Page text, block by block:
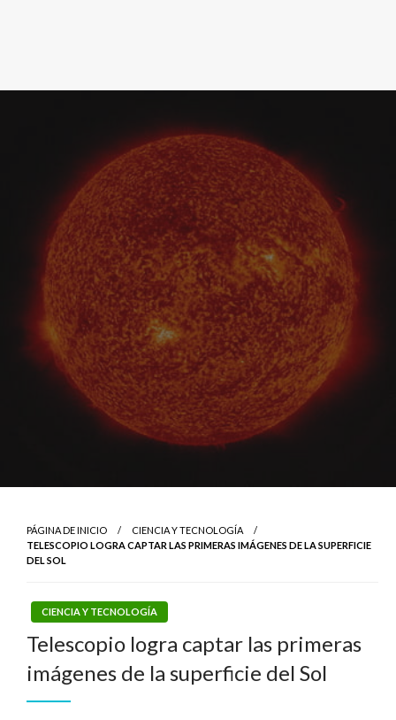
PÁGINA DE INICIO
CIENCIA Y TECNOLOGÍA
TELESCOPIO LOGRA CAPTAR LAS PRIMERAS IMÁGENES DE LA SUPERFICIE
DEL SOL
CIENCIA Y TECNOLOGÍA
Telescopio logra captar las primeras
imágenes de la superficie del Sol